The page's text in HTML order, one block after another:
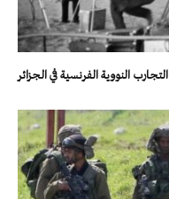
التجارب النووية الفرنسية في الجزائر